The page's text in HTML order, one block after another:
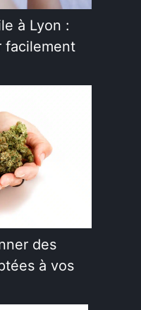
à Lyon :
facilement
des
à vos